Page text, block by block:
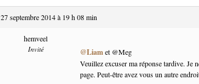
27 septembre 2014 à 19 h 08 min
hemveel
Invité @Liamet @Meg
Veuillez excuser ma réponse tardive. Je
page. Peut-être avez vous un autre